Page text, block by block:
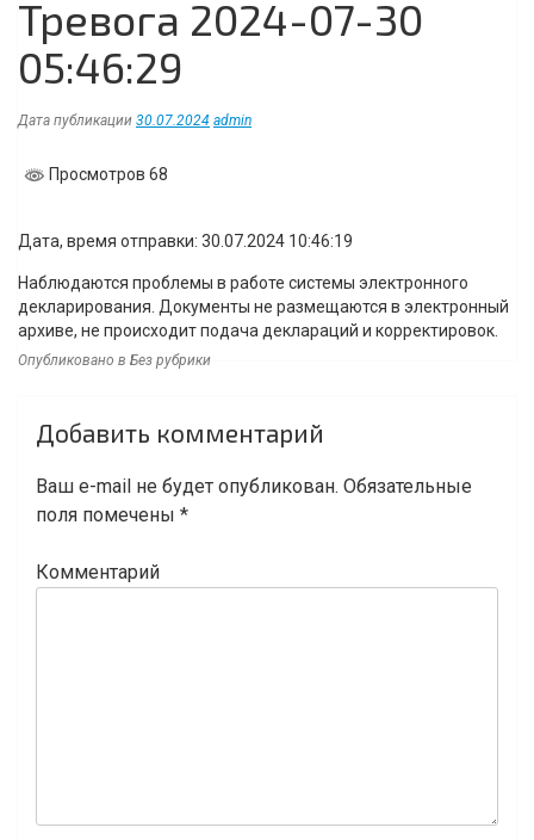
Тревога 2024-07-30
05:46:29
Дата публикации 30.07.2024 admin
Просмотров 68
Дата, время отправки: 30.07.2024 10:46:19
Наблюдаются проблемы в работе системы электронного
декларирования. Документы не размещаются в электронный
архиве, не происходит подача деклараций и корректировок.
Опубликовано в Без рубрики
по
записям
Добавить комментарий
Ваш e-mail не будет опубликован. Обязательные
поля помечены *
Комментарий